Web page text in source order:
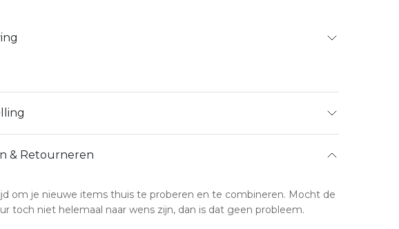
& Retourneren
om je nieuwe items thuis te proberen en te combineren. Mocht de
toch niet helemaal naar wens zijn, dan is dat geen probleem.